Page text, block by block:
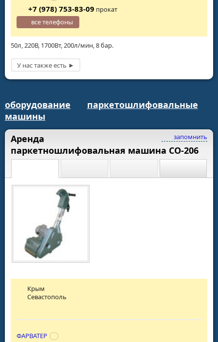
50л, 220В, 1700Вт, 200л/мин, 8 бар.
+7 (978) 753-83-09 прокат
все телефоны
оборудование
паркетошлифовальные
машины
запомнить
Аренда
паркетношлифовальная машина СО-206
Крым
Севастополь
ФАРВАТЕР